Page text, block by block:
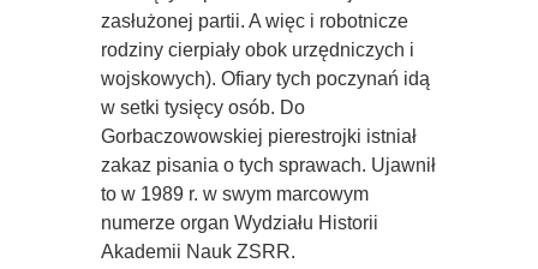
zasłużonej partii. A więc i robotnicze
rodziny cierpiały obok urzędniczych i
wojskowych). Ofiary tych poczynań idą
w setki tysięcy osób. Do
Gorbaczowowskiej pierestrojki istniał
zakaz pisania o tych sprawach. Ujawnił
to w 1989 r. w swym marcowym
numerze organ Wydziału Historii
Akademii Nauk ZSRR.